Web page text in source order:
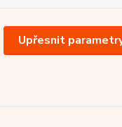
Upřesnit